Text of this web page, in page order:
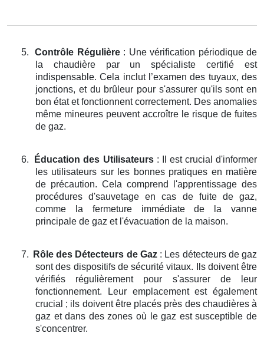
5. Contrôle Régulière: Une vérification périodique de
la chaudière par un spécialiste certifié est
indispensable. Cela inclut l’examen des tuyaux, des
jonctions, et du brûleur pour s'assurer qu'ils sont en
bon état et fonctionnent correctement. Des anomalies
même mineures peuvent accroître le risque de fuites
de gaz.
6. Éducation des Utilisateurs: Il est crucial d'informer
les utilisateurs sur les bonnes pratiques en matière
de précaution. Cela comprend l'apprentissage des
procédures d'sauvetage en cas de fuite de gaz,
comme la fermeture immédiate de la vanne
principale de gaz et l'évacuation de la maison.
7. Rôle des Détecteurs de Gaz: Les détecteurs de gaz
sont des dispositifs de sécurité vitaux. Ils doivent être
vérifiés régulièrement pour s'assurer de leur
fonctionnement. Leur emplacement est également
crucial ; ils doivent être placés près des chaudières à
gaz et dans des zones où le gaz est susceptible de
s'concentrer.